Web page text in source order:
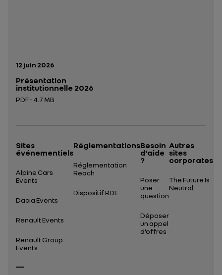
Date de publication:
12 juin 2026
Présentation
institutionnelle 2026
PDF - 4.7 MB
Sites
événementiels
Alpine Cars
Events
Dacia Events
Renault Events
Renault Group
Events
Réglementations
Réglementation
Reach
Dispositif RDE
Besoin
d'aide
?
Poser
une
question
Déposer
un appel
d’offres
Autres
sites
corporates
The Future Is
Neutral